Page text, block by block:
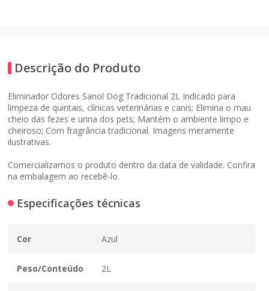
Descrição do Produto
Eliminador Odores Sanol Dog Tradicional 2L Indicado para
limpeza de quintais, clínicas veterinárias e canis; Elimina o mau
cheio das fezes e urina dos pets; Mantém o ambiente limpo e
cheiroso; Com fragrância tradicional. Imagens meramente
ilustrativas.
Comercializamos o produto dentro da data de validade. Confira
na embalagem ao recebê-lo.
Especificações técnicas
Cor Azul
Peso/Conteúdo 2L